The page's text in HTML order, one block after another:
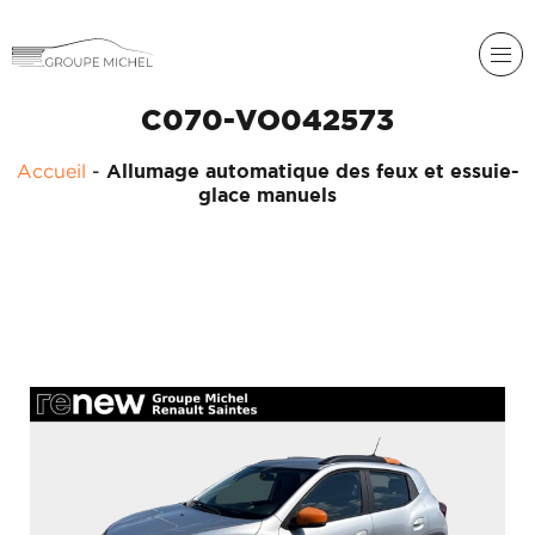
RENAULT
ALPINE
NOS
C070-VO042573
Accueil - Allumage automatique des feux et essuie-
glace manuels